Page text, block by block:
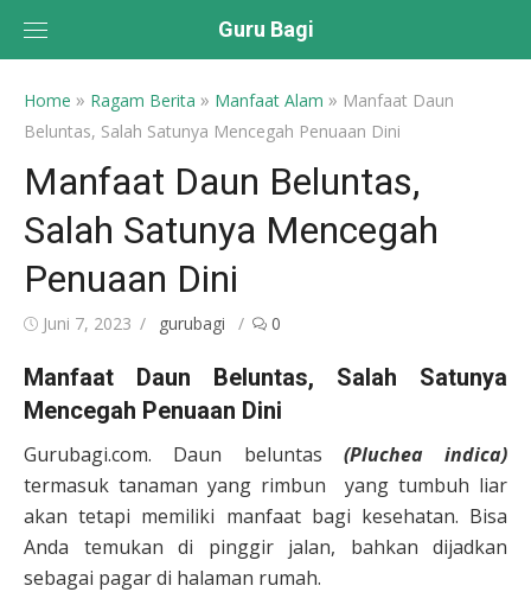
Guru Bagi
Home » Ragam Berita » Manfaat Alam » Manfaat Daun
Beluntas, Salah Satunya Mencegah Penuaan Dini
Manfaat Daun Beluntas,
Salah Satunya Mencegah
Penuaan Dini
Posted
Juni 7, 2023 Author
gurubagi 0
Manfaat Daun Beluntas, Salah Satunya
Mencegah Penuaan Dini
Gurubagi.com. Daun beluntas (Pluchea indica)
termasuk tanaman yang rimbun yang tumbuh liar
akan tetapi memiliki manfaat bagi kesehatan. Bisa
Anda temukan di pinggir jalan, bahkan dijadkan
sebagai pagar di halaman rumah.